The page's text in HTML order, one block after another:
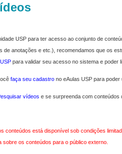
USP para ter acesso ao conjunto de
anotações e etc.), recomendamos que os
para validar seu acesso no sistema e poder
faça seu cadastro no eAulas USP para
vídeos e se surpreenda com conteúdos
conteúdos está disponível sob condições
os conteúdos para o público externo.